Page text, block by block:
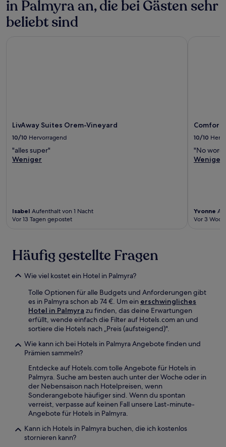
in Palmyra an, die bei Gästen sehr
beliebt sind
LivAway Suites Orem-Vineyard
10/10 Hervorragend
"alles super"
Weniger
Isabel Aufenthalt von 1 Nacht
Vor 13 Tagen gepostet
Comfort
10/10
"No
Weniger
Yvonne
Vor 3
Häufig gestellte Fragen
Wie viel kostet ein Hotel in Palmyra?
Tolle Optionen für alle Budgets und Anforderungen gibt
es in Palmyra schon ab 74 €. Um ein erschwingliches
Hotel in Palmyra zu finden, das deine Erwartungen
erfüllt, wende einfach die Filter auf Hotels.com an und
sortiere die Hotels nach „Preis (aufsteigend)".
Wie kann ich bei Hotels in Palmyra Angebote finden und
Prämien sammeln?
Entdecke auf Hotels.com tolle Angebote für Hotels in
Palmyra. Suche am besten auch unter der Woche oder in
der Nebensaison nach Hotelpreisen, wenn
Sonderangebote häufiger sind. Wenn du spontan
verreist, verpasse auf keinen Fall unsere Last-minute-
Angebote für Hotels in Palmyra.
Kann ich Hotels in Palmyra buchen, die ich kostenlos
stornieren kann?